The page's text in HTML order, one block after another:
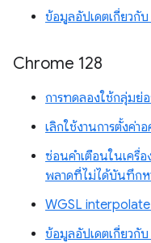
ข้อมูลอัปเดตเกี่ยวกั
Chrome 128
การทดลองใช้กลุ่มย่
เลิกใช้งานการตั้งค่า
ซ่อนคำเตือนในเครื่
พลาดที่ไม่ได้บันทึก
WGSL
ข้อมูลอัปเดตเกี่ยวกั